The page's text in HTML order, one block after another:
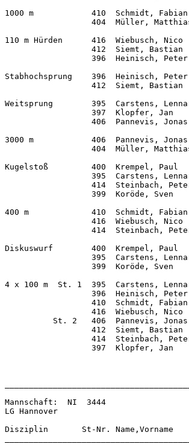
1000 m            410  Schmidt,
404  Müller,
110 m Hürden      416
412  Siemt, Bastian
396  Heinisch,
Stabhochsprung    396
412  Siemt, Bastian
Weitsprung        395  Carstens,
397  Klopfer, Jan
406  Pannevis,
3000 m            406  Pannevis,
404  Müller,
Kugelstoß         400  Krempel,
395  Carstens,
414  Steinbach,
399  Koröde,
400 m             410  Schmidt,
416  Wiebusch, Nico
414  Steinbach,
Diskuswurf        400  Krempel,
395  Carstens,
399  Koröde,
4 x 100 m  St. 1  395  Carstens,
396
410
416
St. 2   406  Pannevis,
412
414
397
Mannschaft:  NI  3444
LG Hannover
Disziplin       St-Nr.